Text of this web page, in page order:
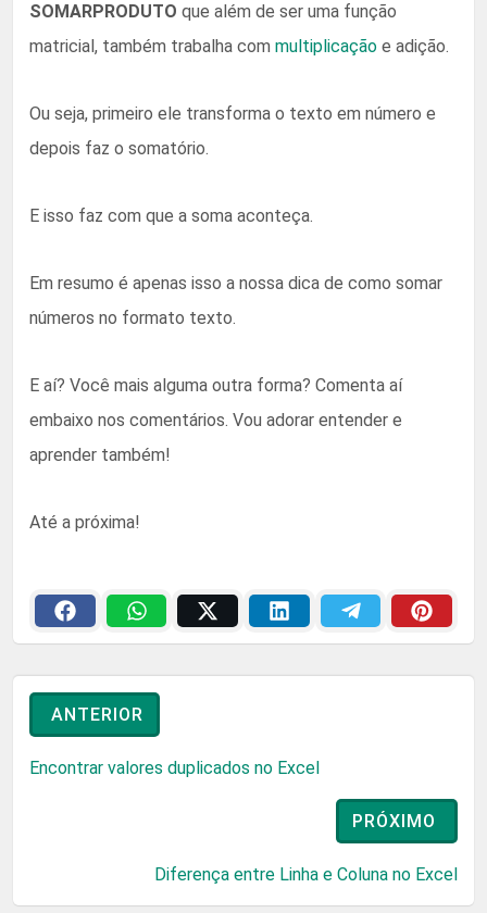
SOMARPRODUTO que além de ser uma função
matricial, também trabalha com multiplicação e adição.
Ou seja, primeiro ele transforma o texto em número e
depois faz o somatório.
E isso faz com que a soma aconteça.
Em resumo é apenas isso a nossa dica de como somar
números no formato texto.
E aí? Você mais alguma outra forma? Comenta aí
embaixo nos comentários. Vou adorar entender e
aprender também!
Até a próxima!
ANTERIOR
Encontrar valores duplicados no Excel
PRÓXIMO
Diferença entre Linha e Coluna no Excel